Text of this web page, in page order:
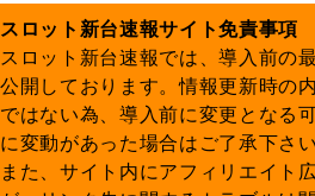
スロット新台速報サイト免責事項
スロット新台速報では、導入前の
公開しております。情報更新時の
ではない為、導入前に変更となる
に変動があった場合はご了承下さい
また、サイト内にアフィリエイト